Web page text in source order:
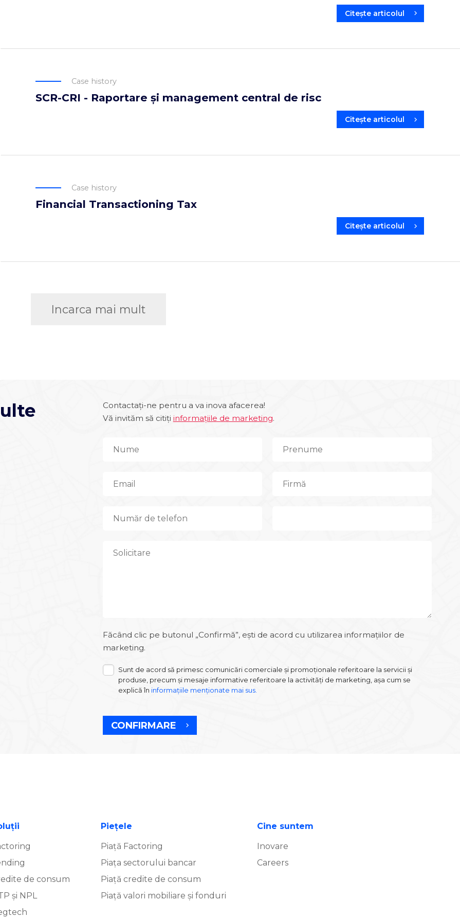
Citește articolul
Case history
SCR-CRI - Raportare și management central de risc
Citește articolul
Case history
Financial Transactioning Tax
Citește articolul
Incarca mai mult
Contactați-ne pentru a va inova afacerea!
Vă invităm să citiți informațiile de marketing.
Făcând clic pe butonul „Confirmă”, ești de acord cu utilizarea informațiilor de
marketing.
Sunt de acord să primesc comunicări comerciale și promoționale referitoare la servicii și
produse, precum și mesaje informative referitoare la activități de marketing, așa cum se
explică în informațiile menționate mai sus.
CONFIRMARE
de consum
și NPL
Piețele
Piață Factoring
Piața sectorului bancar
Piață credite de consum
Piață valori mobiliare și fonduri
Cine suntem
Inovare
Careers